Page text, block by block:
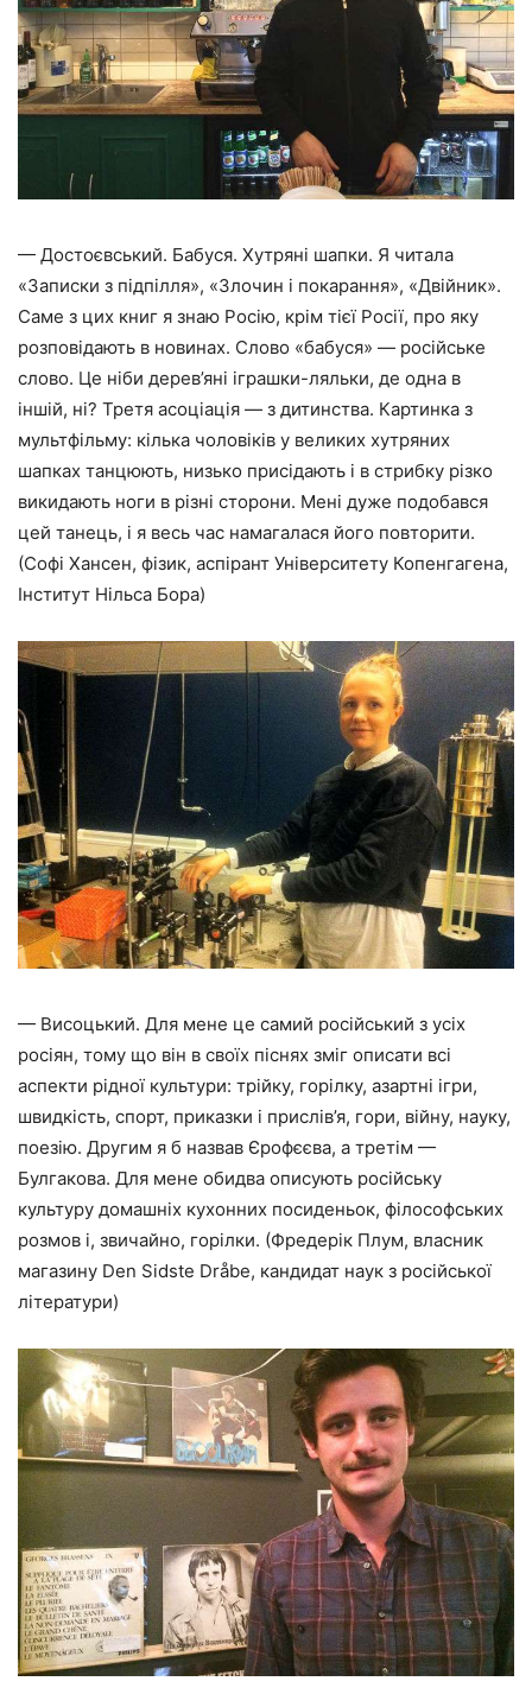
— Достоєвський. Бабуся. Хутряні шапки. Я читала
«Записки з підпілля», «Злочин і покарання», «Двійник».
Саме з цих книг я знаю Росію, крім тієї Росії, про яку
розповідають в новинах. Слово «бабуся» — російське
слово. Це ніби дерев’яні іграшки-ляльки, де одна в
іншій, ні? Третя асоціація — з дитинства. Картинка з
мультфільму: кілька чоловіків у великих хутряних
шапках танцюють, низько присідають і в стрибку різко
викидають ноги в різні сторони. Мені дуже подобався
цей танець, і я весь час намагалася його повторити.
(Софі Хансен, фізик, аспірант Університету Копенгагена,
Інститут Нільса Бора)
— Висоцький. Для мене це самий російський з усіх
росіян, тому що він в своїх піснях зміг описати всі
аспекти рідної культури: трійку, горілку, азартні ігри,
швидкість, спорт, приказки і прислів’я, гори, війну, науку,
поезію. Другим я б назвав Єрофєєва, а третім —
Булгакова. Для мене обидва описують російську
культуру домашніх кухонних посиденьок, філософських
розмов і, звичайно, горілки. (Фредерік Плум, власник
магазину Den Sidste Dråbe, кандидат наук з російської
літератури)